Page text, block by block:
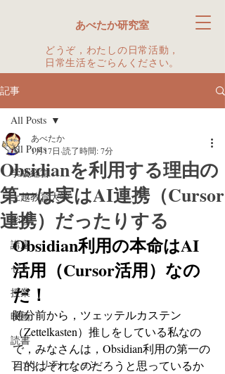
どうぞ，わたしの日常活動，
日常生活をごらんください。
あべたか研究室
記事
All Posts
学級経営
上越教育大学
学会
講座
ゼミ
授業
映画
読書
ファシリテーション
All Posts
Obsidianを利用する理由の
第一は実はAI連携（Cursor
連携）だったりする
あべたか
1月17日 読了時間: 7分
Obsidian利用の本命はAI
活用（Cursor活用）なの
だ！
随分前から，ツェッテルカステン
（Zettelkasten）推しをしている私なの
で，みなさんは，Obsidian利用の第一の
目的はそれなのだろうと思っているか